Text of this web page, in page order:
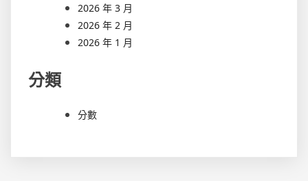
2026 年 3 月
2026 年 2 月
2026 年 1 月
分類
分數